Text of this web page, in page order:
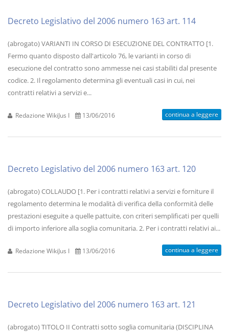
Decreto Legislativo del 2006 numero 163 art. 114
(abrogato) VARIANTI IN CORSO DI ESECUZIONE DEL CONTRATTO [1.
Fermo quanto disposto dall'articolo 76, le varianti in corso di
esecuzione del contratto sono ammesse nei casi stabiliti dal presente
codice. 2. Il regolamento determina gli eventuali casi in cui, nei
contratti relativi a servizi e...
Redazione WikiJus I 13/06/2016 continua a leggere
Decreto Legislativo del 2006 numero 163 art. 120
(abrogato) COLLAUDO [1. Per i contratti relativi a servizi e forniture il
regolamento determina le modalità di verifica della conformità delle
prestazioni eseguite a quelle pattuite, con criteri semplificati per quelli
di importo inferiore alla soglia comunitaria. 2. Per i contratti relativi ai...
Redazione WikiJus I 13/06/2016 continua a leggere
Decreto Legislativo del 2006 numero 163 art. 121
(abrogato) TITOLO II Contratti sotto soglia comunitaria (DISCIPLINA